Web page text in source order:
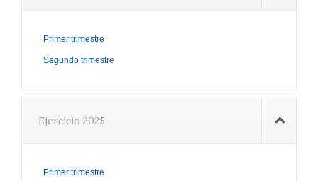
Primer trimestre
Segundo trimestre
Ejercicio 2025
Primer trimestre